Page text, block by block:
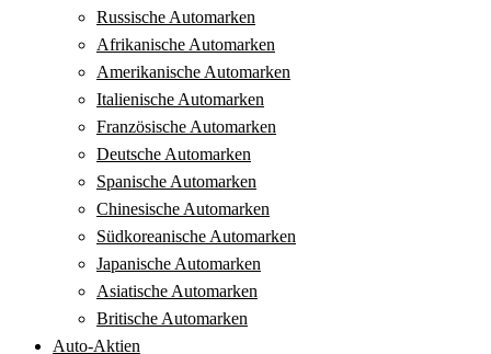
Russische Automarken
Afrikanische Automarken
Amerikanische Automarken
Italienische Automarken
Französische Automarken
Deutsche Automarken
Spanische Automarken
Chinesische Automarken
Südkoreanische Automarken
Japanische Automarken
Asiatische Automarken
Britische Automarken
Auto-Aktien